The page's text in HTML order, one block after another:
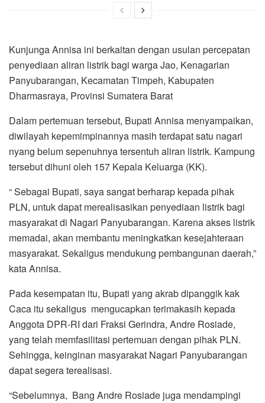
Kunjunga Annisa ini berkaitan dengan usulan percepatan
penyediaan aliran listrik bagi warga Jao, Kenagarian
Panyubarangan, Kecamatan Timpeh, Kabupaten
Dharmasraya, Provinsi Sumatera Barat
Dalam pertemuan tersebut, Bupati Annisa menyampaikan,
diwilayah kepemimpinannya masih terdapat satu nagari
nyang belum sepenuhnya tersentuh aliran listrik. Kampung
tersebut dihuni oleh 157 Kepala Keluarga (KK).
“ Sebagai Bupati, saya sangat berharap kepada pihak
PLN, untuk dapat merealisasikan penyediaan listrik bagi
masyarakat di Nagari Panyubarangan. Karena akses listrik
memadai, akan membantu meningkatkan kesejahteraan
masyarakat. Sekaligus mendukung pembangunan daerah,”
kata Annisa.
Pada kesempatan itu, Bupati yang akrab dipanggik kak
Caca itu sekaligus mengucapkan terimakasih kepada
Anggota DPR-RI dari Fraksi Gerindra, Andre Rosiade,
yang telah memfasilitasi pertemuan dengan pihak PLN.
Sehingga, keinginan masyarakat Nagari Panyubarangan
dapat segera terealisasi.
“Sebelumnya, Bang Andre Rosiade juga mendampingi